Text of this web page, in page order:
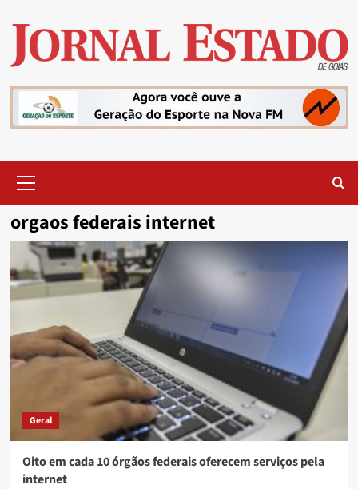
content
Menu
orgaos federais internet
Geral
Oito em cada 10 órgãos federais oferecem serviços pela
internet